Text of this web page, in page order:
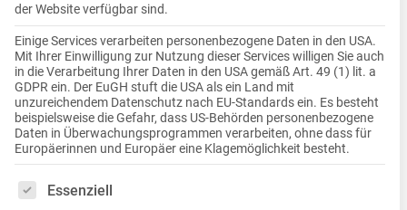
KARTOFFELKLÖSSE TIEFGEKÜHLT
der Website verfügbar sind.
Einige Services verarbeiten personenbezogene Daten in den USA.
Mit Ihrer Einwilligung zur Nutzung dieser Services willigen Sie auch
in die Verarbeitung Ihrer Daten in den USA gemäß Art. 49 (1) lit. a
GDPR ein. Der EuGH stuft die USA als ein Land mit
unzureichendem Datenschutz nach EU-Standards ein. Es besteht
beispielsweise die Gefahr, dass US-Behörden personenbezogene
Daten in Überwachungsprogrammen verarbeiten, ohne dass für
Europäerinnen und Europäer eine Klagemöglichkeit besteht.
Es folgt eine Liste der Service-Gruppen, für die eine
Essenziell